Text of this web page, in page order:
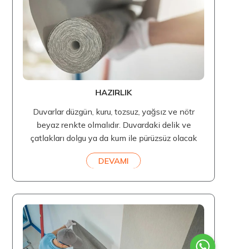
HAZIRLIK
Duvarlar düzgün, kuru, tozsuz, yağsız ve nötr
beyaz renkte olmalıdır. Duvardaki delik ve
çatlakları dolgu ya da kum ile pürüzsüz olacak
DEVAMI